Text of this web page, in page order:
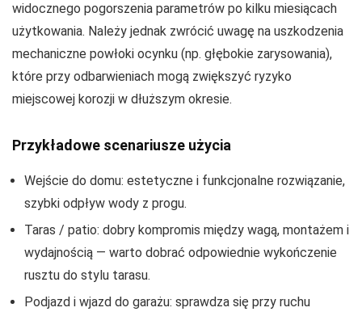
widocznego pogorszenia parametrów po kilku miesiącach
użytkowania. Należy jednak zwrócić uwagę na uszkodzenia
mechaniczne powłoki ocynku (np. głębokie zarysowania),
które przy odbarwieniach mogą zwiększyć ryzyko
miejscowej korozji w dłuższym okresie.
Przykładowe scenariusze użycia
Wejście do domu: estetyczne i funkcjonalne rozwiązanie,
szybki odpływ wody z progu.
Taras / patio: dobry kompromis między wagą, montażem i
wydajnością — warto dobrać odpowiednie wykończenie
rusztu do stylu tarasu.
Podjazd i wjazd do garażu: sprawdza się przy ruchu